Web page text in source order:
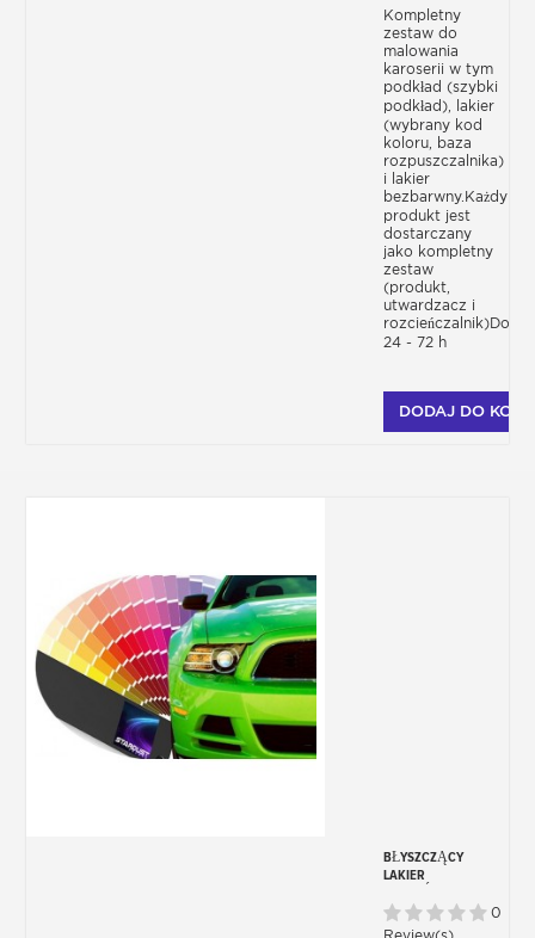
Kompletny
zestaw do
malowania
karoserii w tym
podkład (szybki
podkład), lakier
(wybrany kod
koloru, baza
rozpuszczalnika)
i lakier
bezbarwny.Każdy
produkt jest
dostarczany
jako kompletny
zestaw
(produkt,
utwardzacz i
24 - 72 h
DODAJ DO
BŁYSZCZĄCY
LAKIER
KAROSERII
7080UHS – KOLOR
0